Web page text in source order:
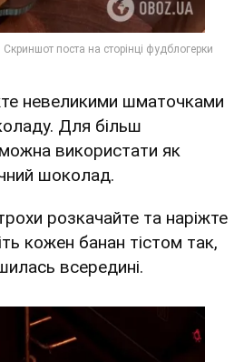
невеликими шматочками
Для більш
використати як
шоколад.
розкачайте та наріжте
кожен банан тістом так,
всередині.